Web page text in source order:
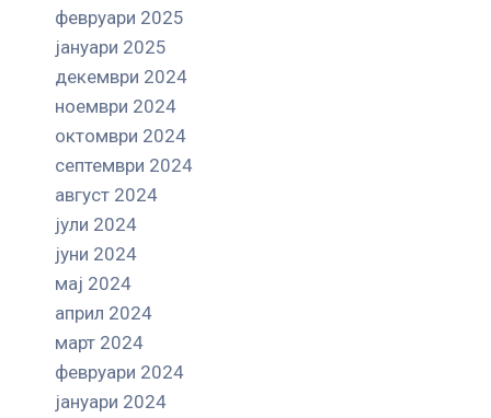
февруари 2025
јануари 2025
декември 2024
ноември 2024
октомври 2024
септември 2024
август 2024
јули 2024
јуни 2024
мај 2024
април 2024
март 2024
февруари 2024
јануари 2024